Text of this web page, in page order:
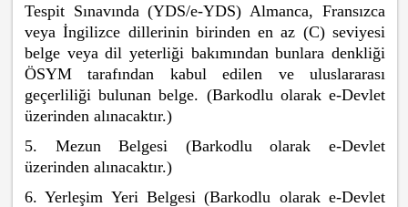
Tespit Sınavında (YDS/e-YDS) Almanca, Fransızca
veya İngilizce dillerinin birinden en az (C) seviyesi
belge veya dil yeterliği bakımından bunlara denkliği
ÖSYM tarafından kabul edilen ve uluslararası
geçerliliği bulunan belge. (Barkodlu olarak e-Devlet
üzerinden alınacaktır.)
5. Mezun Belgesi (Barkodlu olarak e-Devlet
üzerinden alınacaktır.)
6. Yerleşim Yeri Belgesi (Barkodlu olarak e-Devlet